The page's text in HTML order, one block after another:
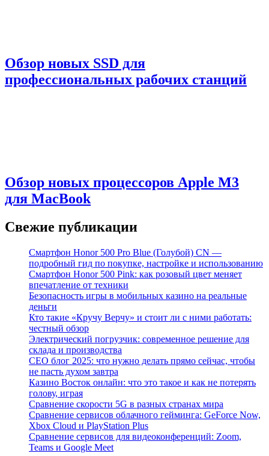
Обзор новых SSD для
профессиональных рабочих станций
Обзор новых процессоров Apple M3
для MacBook
Свежие публикации
Смартфон Honor 500 Pro Blue (Голубой) CN —
подробный гид по покупке, настройке и использованию
Смартфон Honor 500 Pink: как розовый цвет меняет
впечатление от техники
Безопасность игры в мобильных казино на реальные
деньги
Кто такие «Кручу Верчу» и стоит ли с ними работать:
честный обзор
Электрический погрузчик: современное решение для
склада и производства
СЕО блог 2025: что нужно делать прямо сейчас, чтобы
не пасть духом завтра
Казино Восток онлайн: что это такое и как не потерять
голову, играя
Сравнение скорости 5G в разных странах мира
Сравнение сервисов облачного гейминга: GeForce Now,
Xbox Cloud и PlayStation Plus
Сравнение сервисов для видеоконференций: Zoom,
Teams и Google Meet